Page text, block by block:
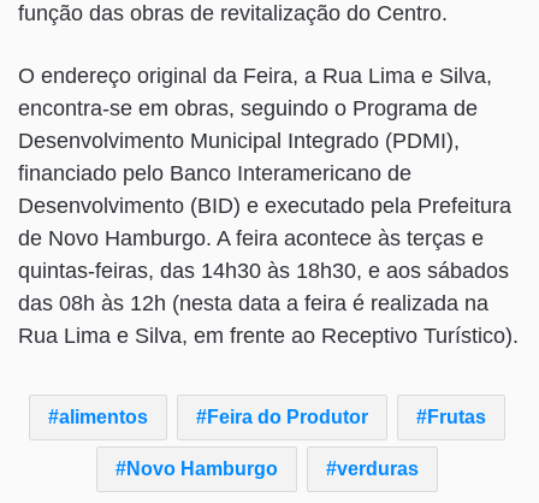
função das obras de revitalização do Centro.
O endereço original da Feira, a Rua Lima e Silva,
encontra-se em obras, seguindo o Programa de
Desenvolvimento Municipal Integrado (PDMI),
financiado pelo Banco Interamericano de
Desenvolvimento (BID) e executado pela Prefeitura
de Novo Hamburgo. A feira acontece às terças e
quintas-feiras, das 14h30 às 18h30, e aos sábados
das 08h às 12h (nesta data a feira é realizada na
Rua Lima e Silva, em frente ao Receptivo Turístico).
alimentos Feira do Produtor Frutas
Novo Hamburgo verduras